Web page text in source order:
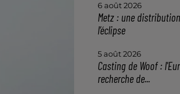
6 août 2026
Metz : une
l’éclipse
5 août 2026
Casting de Woof :
recherche de...